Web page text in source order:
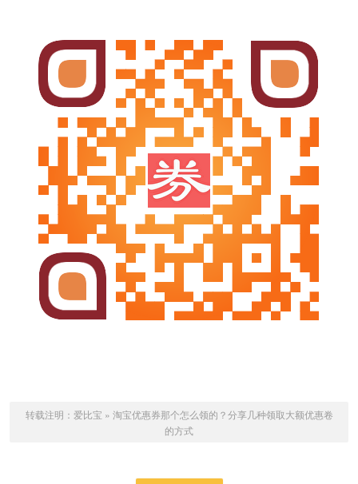
转载注明： 爱比宝 » 淘宝优惠券那个怎么领的？分享几种领取大额优惠卷
的方式